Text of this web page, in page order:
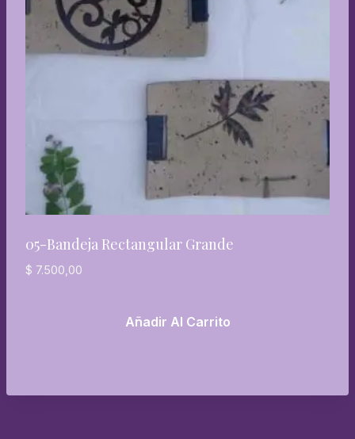
05-Bandeja Rectangular Grande
$ 7.500,00
Añadir Al Carrito